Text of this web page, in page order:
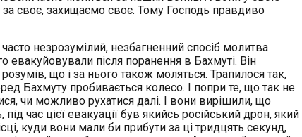
своє, захищаємо своє. Тому Господь правдиво
незрозумілий, незбагненний спосіб молитва
евакуйовували після поранення в Бахмуті. Він
що і за нього також моляться. Трапилося так,
Бахмуту пробивається колесо. І попри те, що так не
чи можливо рухатися далі. І вони вирішили, що
час цієї евакуації був якийсь російський дрон, який
куди вони мали би прибути за ці тридцять секунд,